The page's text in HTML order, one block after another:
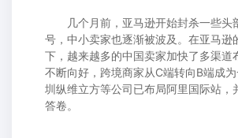
几个月前，亚马逊开始封杀一些头
号，中小卖家也逐渐被波及。在亚马逊
下，越来越多的中国卖家加快了多渠道
不断向好，跨境商家从C端转向B端成
圳纵维立方等公司已布局阿里国际站，
答卷。